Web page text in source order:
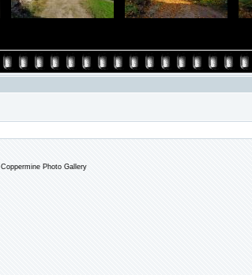
Coppermine Photo Gallery